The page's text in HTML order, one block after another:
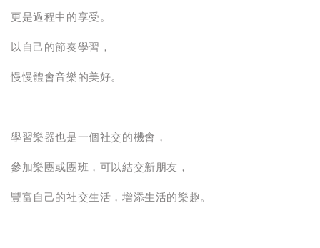
更是過程中的享受。
以自己的節奏學習，
慢慢體會音樂的美好。
學習樂器也是一個社交的機會，
參加樂團或團班，可以結交新朋友，
豐富自己的社交生活，增添生活的樂趣。